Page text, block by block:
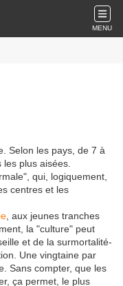
MENU
Selon les pays, de 7 à
plus aisées.
qui, logiquement,
centres et les
, aux jeunes tranches
la "culture" peut
et de la surmortalité-
Une vingtaine par
Sans compter, que les
ça permet, le plus